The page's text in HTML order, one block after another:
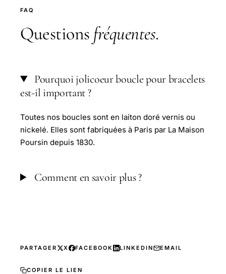
FAQ
Questions fréquentes.
Pourquoi jolicoeur boucle pour bracelets
est-il important ?
Toutes nos boucles sont en laiton doré vernis ou
nickelé. Elles sont fabriquées à Paris par La Maison
Poursin depuis 1830.
Comment en savoir plus ?
PARTAGER X FACEBOOK LINKEDIN EMAIL
COPIER LE LIEN